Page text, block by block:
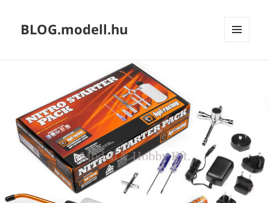
BLOG.modell.hu